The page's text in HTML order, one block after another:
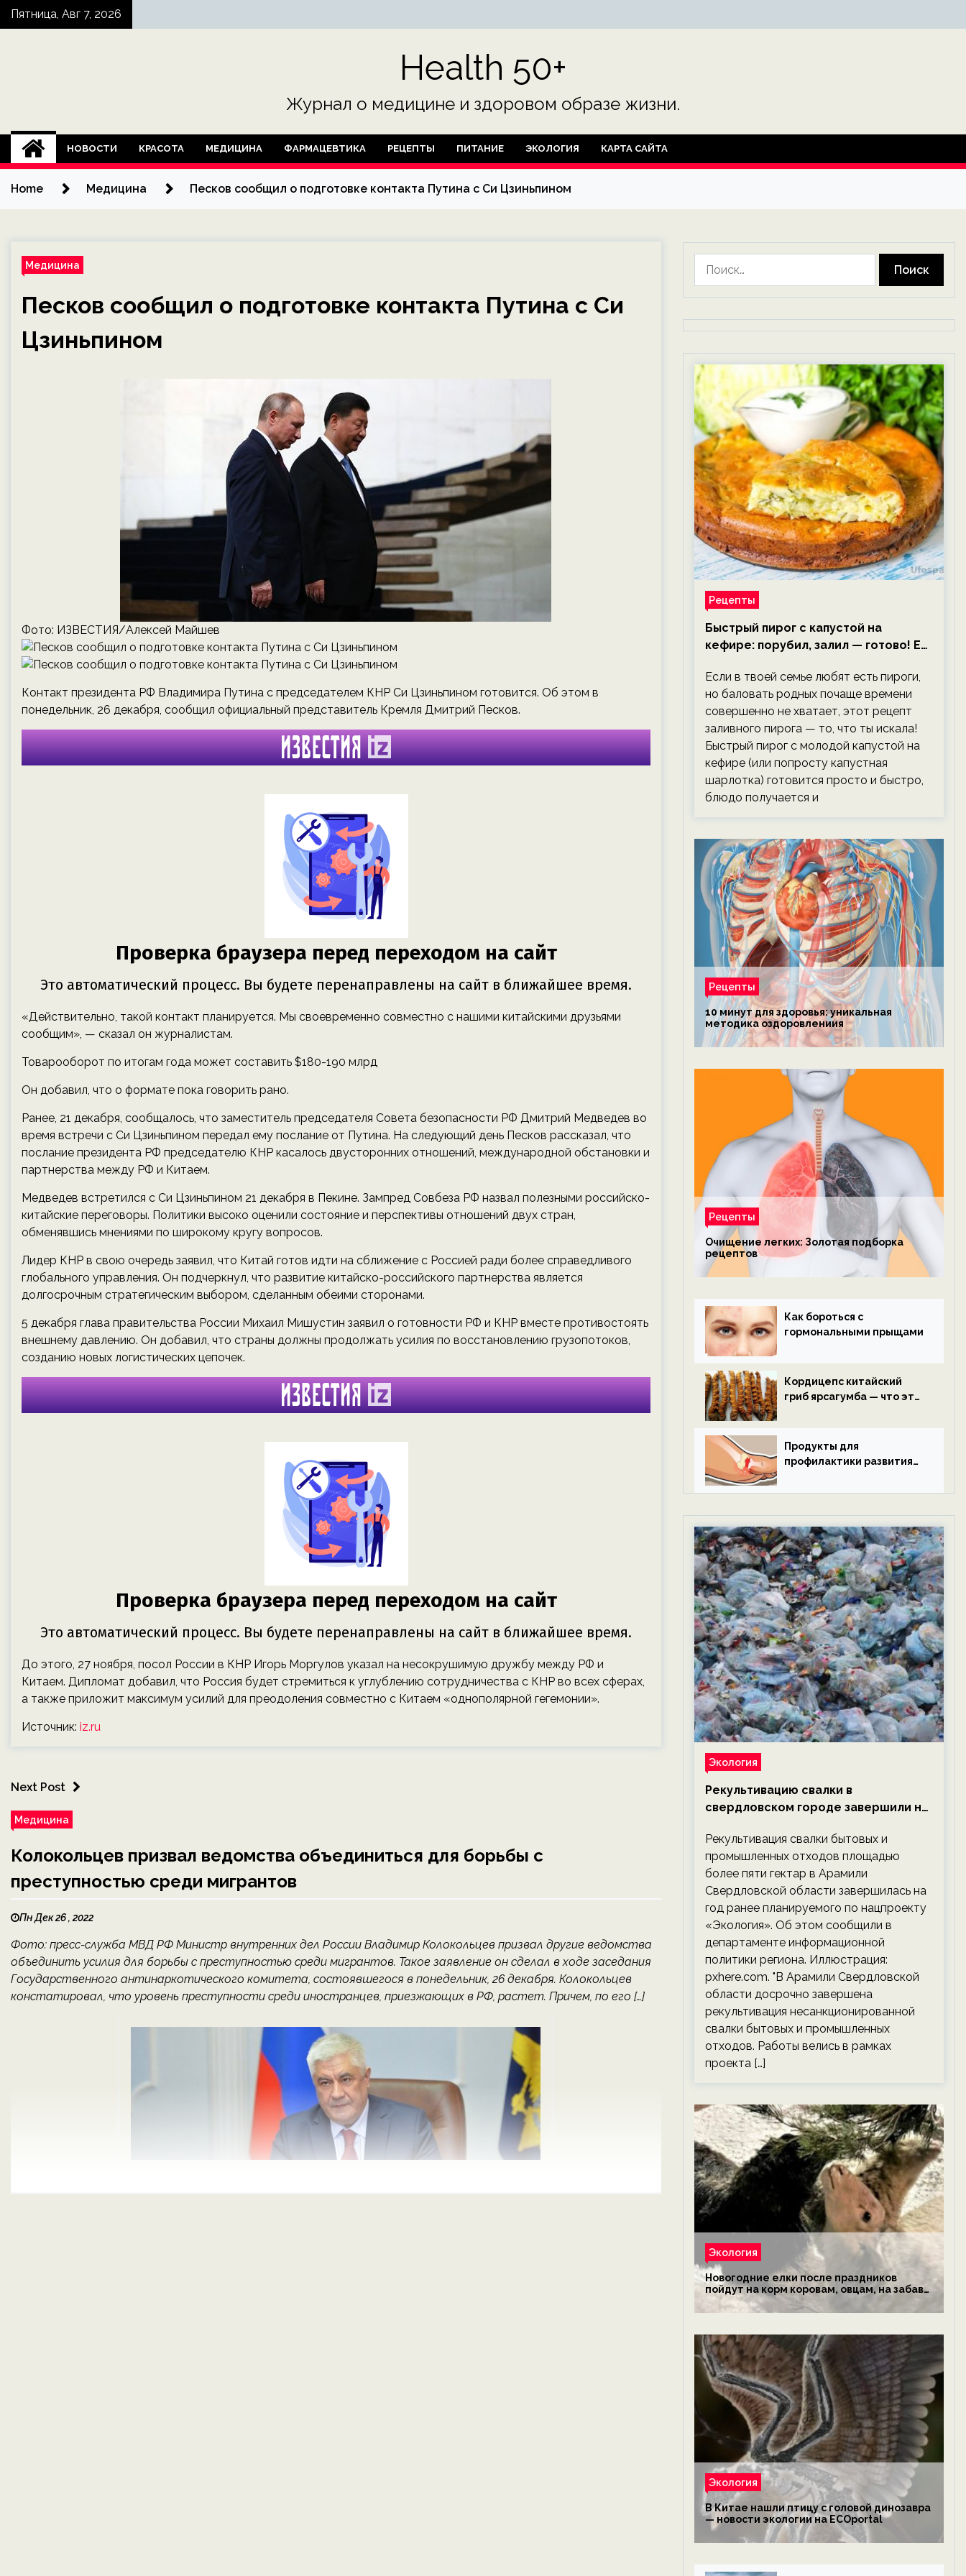
SkipПятница, Авг 7, 2026
Health 50+
Журнал о медицине и здоровом образе жизни.
НОВОСТИ КРАСОТА МЕДИЦИНА ФАРМАЦЕВТИКА РЕЦЕПТЫ ПИТАНИЕ ЭКОЛОГИЯ КАРТА САЙТА
Home Медицина Песков сообщил о подготовке контакта Путина с Си Цзиньпином
Медицина
Песков сообщил о подготовке контакта Путина с Си
Цзиньпином
Фото: ИЗВЕСТИЯ/Алексей Майшев
Контакт президента РФ Владимира Путина с председателем КНР Си Цзиньпином готовится. Об этом в
понедельник, 26 декабря, сообщил официальный представитель Кремля Дмитрий Песков.
«Действительно, такой контакт планируется. Мы своевременно совместно с нашими китайскими друзьями
сообщим», — сказал он журналистам.
Товарооборот по итогам года может составить $180-190 млрд
Он добавил, что о формате пока говорить рано.
Ранее, 21 декабря, сообщалось, что заместитель председателя Совета безопасности РФ Дмитрий Медведев во
время встречи с Си Цзиньпином передал ему послание от Путина. На следующий день Песков рассказал, что
послание президента РФ председателю КНР касалось двусторонних отношений, международной обстановки и
партнерства между РФ и Китаем.
Медведев встретился с Си Цзиньпином 21 декабря в Пекине. Зампред Совбеза РФ назвал полезными российско-
китайские переговоры. Политики высоко оценили состояние и перспективы отношений двух стран,
обменявшись мнениями по широкому кругу вопросов.
Лидер КНР в свою очередь заявил, что Китай готов идти на сближение с Россией ради более справедливого
глобального управления. Он подчеркнул, что развитие китайско-российского партнерства является
долгосрочным стратегическим выбором, сделанным обеими сторонами.
5 декабря глава правительства России Михаил Мишустин заявил о готовности РФ и КНР вместе противостоять
внешнему давлению. Он добавил, что страны должны продолжать усилия по восстановлению грузопотоков,
созданию новых логистических цепочек.
До этого, 27 ноября, посол России в КНР Игорь Моргулов указал на несокрушимую дружбу между РФ и
Китаем. Дипломат добавил, что Россия будет стремиться к углублению сотрудничества с КНР во всех сферах,
а также приложит максимум усилий для преодоления совместно с Китаем «однополярной гегемонии».
Источник: iz.ru
Next Post
Медицина
Колокольцев призвал ведомства объединиться для борьбы с
преступностью среди мигрантов
Пн Дек 26 , 2022
Фото: пресс-служба МВД РФ Министр внутренних дел России Владимир Колокольцев призвал другие ведомства
объединить усилия для борьбы с преступностью среди мигрантов. Такое заявление он сделал в ходе заседания
Государственного антинаркотического комитета, состоявшегося в понедельник, 26 декабря. Колокольцев
констатировал, что уровень преступности среди иностранцев, приезжающих в РФ, растет. Причем, по его […]
Рецепты
Быстрый пирог с капустой на
кефире: порубил, залил — готово! Ем,
Если в твоей семье любят есть пироги,
но баловать родных почаще времени
совершенно не хватает, этот рецепт
заливного пирога — то, что ты искала!
Быстрый пирог с молодой капустой на
кефире (или попросту капустная
шарлотка) готовится просто и быстро,
блюдо получается и
Рецепты
10 минут для здоровья: уникальная
методика оздоровлениия
Рецепты
Очищение легких: Золотая подборка
рецептов
Как бороться с
гормональными прыщами
Кордицепс китайский
гриб ярсагумба — что это
Продукты для
профилактики развития
Экология
Рекультивацию свалки в
свердловском городе завершили на
новости экологии на ECOportal
Рекультивация свалки бытовых и
промышленных отходов площадью
более пяти гектар в Арамили
Свердловской области завершилась на
год ранее планируемого по нацпроекту
«Экология». Об этом сообщили в
департаменте информационной
политики региона. Иллюстрация:
pxhere.com. "В Арамили Свердловской
области досрочно завершена
рекультивация несанкционированной
свалки бытовых и промышленных
отходов. Работы велись в рамках
проекта […]
Экология
Новогодние елки после праздников
пойдут на корм коровам, овцам, на забаву
обезьянам, львам и леопардам — новости
экологии на ECOportal
Экология
В Китае нашли птицу с головой динозавра
— новости экологии на ECOportal